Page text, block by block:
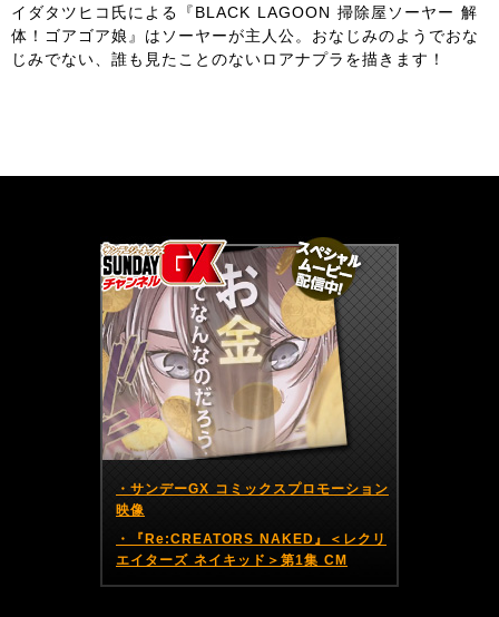
イダタツヒコ氏による『BLACK LAGOON 掃除屋ソーヤー 解
体！ゴアゴア娘』はソーヤーが主人公。おなじみのようでおな
じみでない、誰も見たことのないロアナプラを描きます！
・サンデーGX コミックスプロモーション
映像
・『Re:CREATORS NAKED』＜レクリ
エイターズ ネイキッド＞第1集 CM